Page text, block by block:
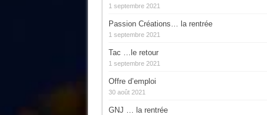
1 septembre 2021
Passion Créations… la rentrée
1 septembre 2021
Tac …le retour
1 septembre 2021
Offre d’emploi
30 août 2021
GNJ … la rentrée